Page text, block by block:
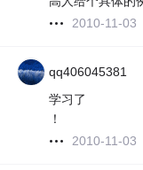
2010-11-03
qq406045381
学习了
！
2010-11-03